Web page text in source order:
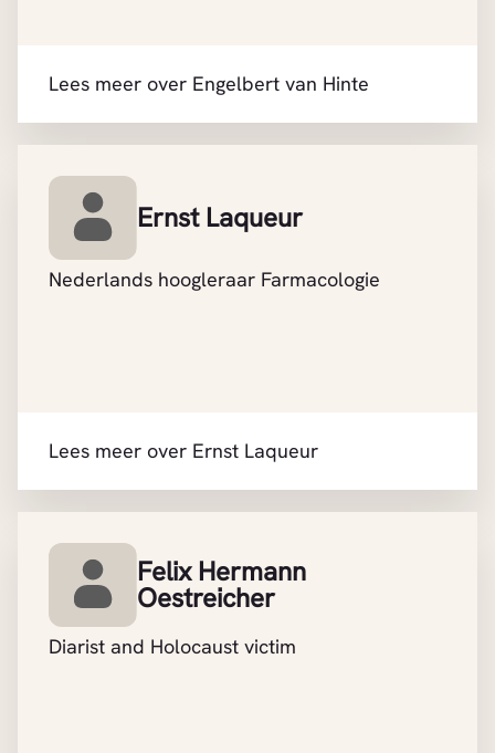
Lees meer over Engelbert van Hinte
Ernst Laqueur
Nederlands hoogleraar Farmacologie
Lees meer over Ernst Laqueur
Felix Hermann
Oestreicher
Diarist and Holocaust victim